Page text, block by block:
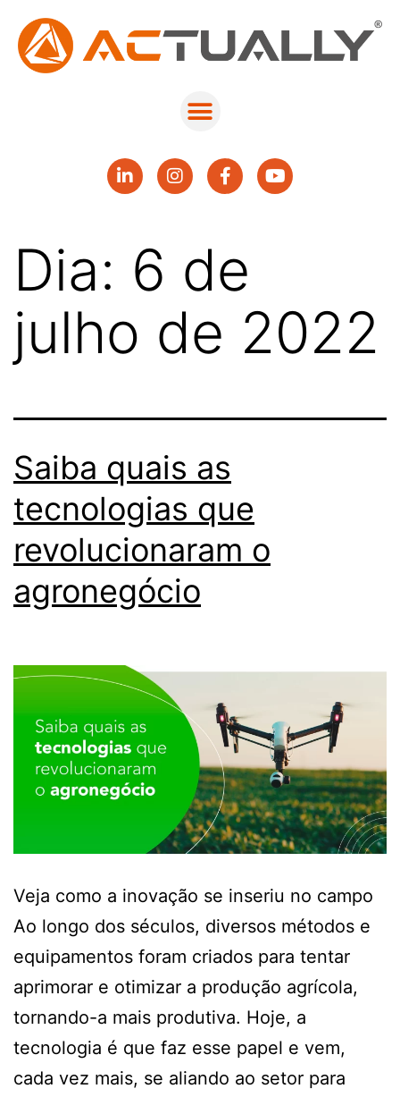
Dia: 6 de
julho de 2022
Saiba quais as
tecnologias que
revolucionaram o
agronegócio
Veja como a inovação se inseriu no campo
Ao longo dos séculos, diversos métodos e
equipamentos foram criados para tentar
aprimorar e otimizar a produção agrícola,
tornando-a mais produtiva. Hoje, a
tecnologia é que faz esse papel e vem,
cada vez mais, se aliando ao setor para